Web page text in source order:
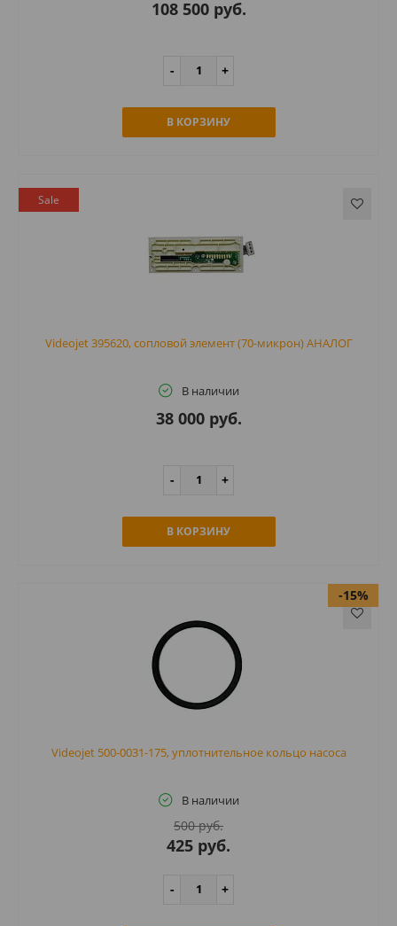
108 500 руб.
В КОРЗИНУ
Sale
Videojet 395620, сопловой элемент (70-микрон) АНАЛОГ
В наличии
38 000 руб.
В КОРЗИНУ
Videojet 500-0031-175, уплотнительное кольцо насоса
В наличии
-15%
500 руб.
425 руб.